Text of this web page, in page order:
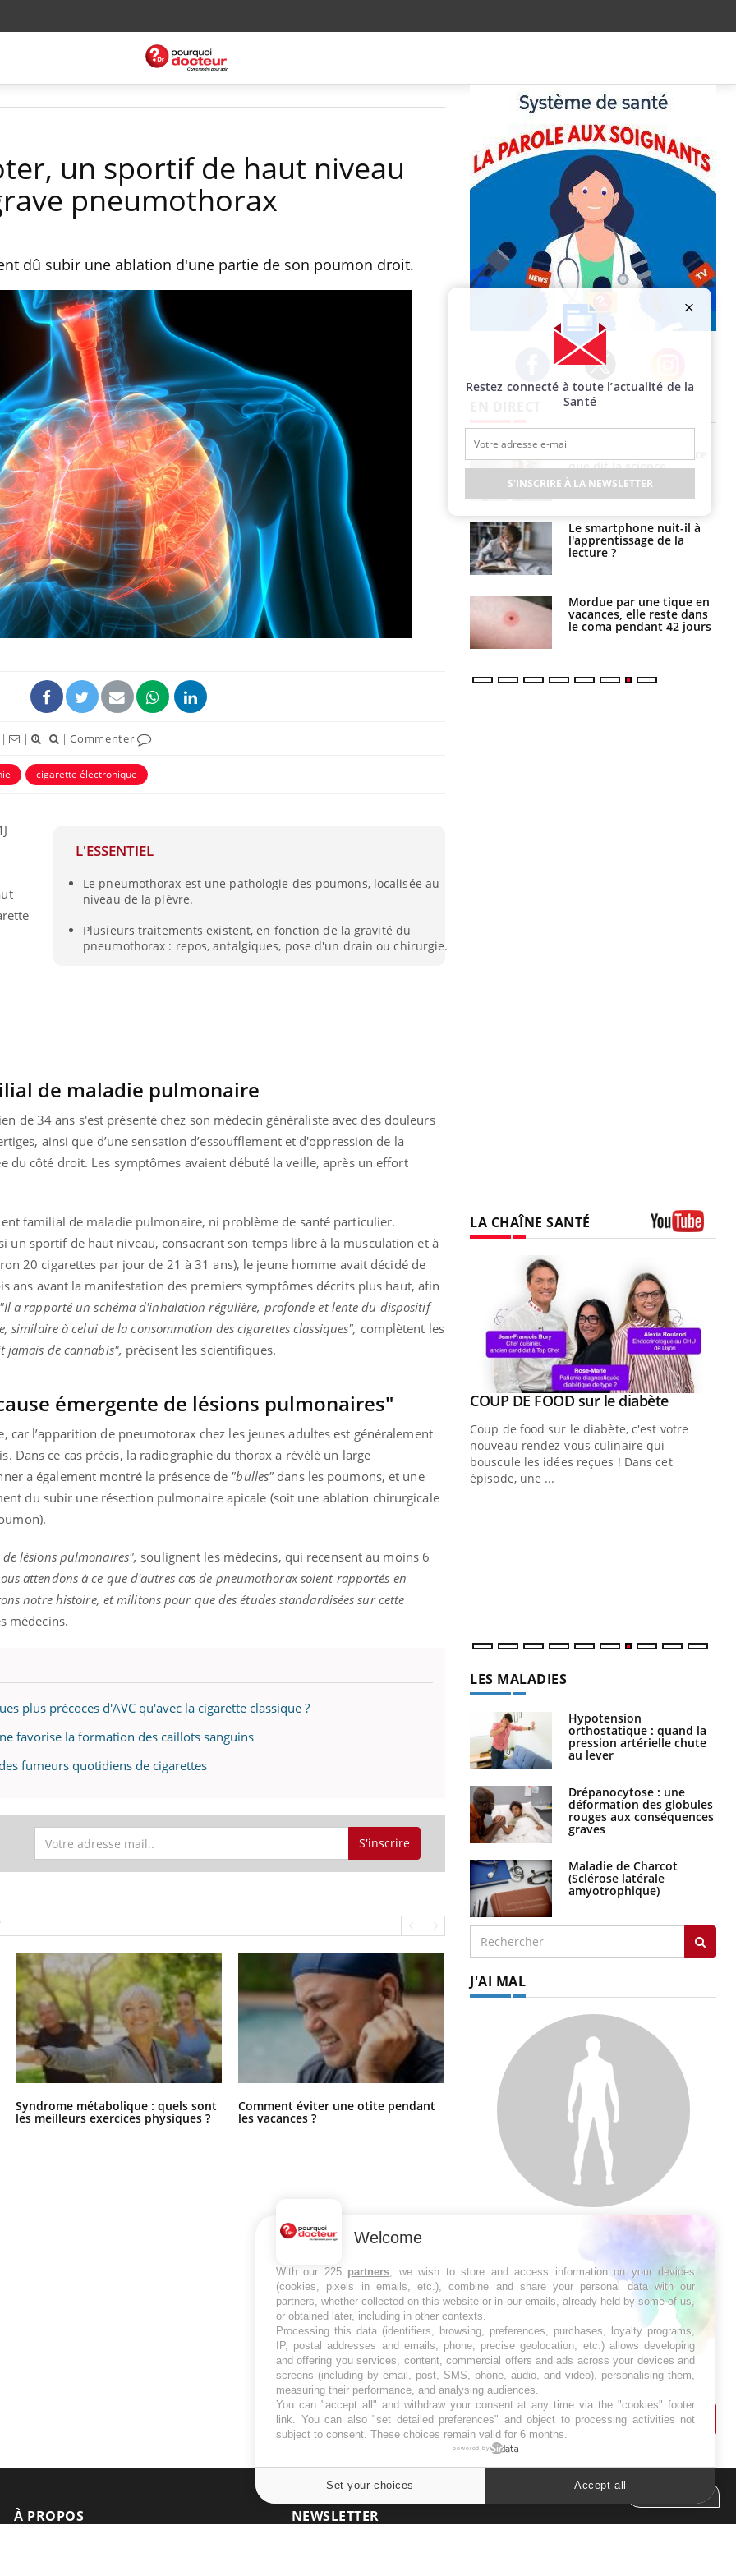
un sportif de haut niveau
pneumothorax
dû subir une ablation d'une partie de son poumon droit.
| | |Commenter
cigarette électronique
L'ESSENTIEL
Le pneumothorax est une pathologie des poumons, localisée au
niveau de la plèvre.
Plusieurs traitements existent, en fonction de la gravité du
pneumothorax : repos, antalgiques, pose d'un drain ou chirurgie.
de maladie pulmonaire
de 34 ans s'est présenté chez son médecin généraliste avec des douleurs
ainsi que d’une sensation d’essoufflement et d'oppression de la
du côté droit. Les symptômes avaient débuté la veille, après un effort
familial de maladie pulmonaire, ni problème de santé particulier.
un sportif de haut niveau, consacrant son temps libre à la musculation et à
20 cigarettes par jour de 21 à 31 ans), le jeune homme avait décidé de
ans avant la manifestation des premiers symptômes décrits plus haut, afin
"Il a rapporté un schéma d'inhalation régulière, profonde et lente du dispositif
similaire à celui de la consommation des cigarettes classiques", complètent les
jamais de cannabis", précisent les scientifiques.
émergente de lésions pulmonaires"
car l’apparition de pneumotorax chez les jeunes adultes est généralement
Dans ce cas précis, la radiographie du thorax a révélé un large
a également montré la présence de "bulles" dans les poumons, et une
du subir une résection pulmonaire apicale (soit une ablation chirurgicale
lésions pulmonaires", soulignent les médecins, qui recensent au moins 6
attendons à ce que d'autres cas de pneumothorax soient rapportés en
notre histoire, et militons pour que des études standardisées sur cette
médecins.
plus précoces d'AVC qu'avec la cigarette classique ?
favorise la formation des caillots sanguins
fumeurs quotidiens de cigarettes
S'inscrire
Syndrome métabolique : quels sont
les meilleurs exercices physiques ?
Comment éviter une otite pendant
les vacances ?
Hantavirus : un cas détecté chez un
touriste en France
Facebook Twitter Instagram
La sieste empêche-t-elle
de dormir la nuit ?
VIH : la fin du comprimé
tous les jours se profile-t-
elle enfin ?
Pourquoi votre ventre
gâche-t-il les premiers
jours de vos vacances ?
Fortes chaleurs :
pourquoi le risque de
noyade grimpe-t-il ?
Le Viagra pourrait-il
freiner la propagation du
cancer ?
Pourquoi manger moins
de protéines pourrait
finalement être bénéfique
que dit la science
Le smartphone nuit-il à
l'apprentissage de la
lecture ?
Mordue par une tique en
vacances, elle reste dans
le coma pendant 42 jours
LA CHAÎNE SANTÉ
& Ramadan 2026Youtube
approche, et, pour de
personnes atteintes de
c'est une période de questions, de
mais ...
Youtube
Un « jumeau numérique » pour
faciliter l’accès à la médecine
préventiveYoutube
Un établissement lié à un groupe
mutualiste innove en matière de bilan de
santé : l'utilisation d'un « jumeau
numérique » permet ...
Youtube
COUP DE FOOD sur le diabèteYoutube
Coup de food sur le diabète, c'est votre
nouveau rendez-vous culinaire qui
bouscule les idées reçues ! Dans cet
épisode, une ...
LES MALADIES
Hypotension
orthostatique : quand la
pression artérielle chute
au lever
Drépanocytose : une
déformation des globules
rouges aux conséquences
graves
Maladie de Charcot
(Sclérose latérale
amyotrophique)
J'AI MAL
Douleurs de l’avant-pied :
des métatarsalgies à 90 %
liées à problème d’appui
Mauvaise haleine : il faut
améliorer l’hygiène
bucco-dentaire
Restez connecté à toute l’actualité de la
Santé
S'INSCRIRE À LA NEWSLETTER
À PROPOS NEWSLETTER
Welcome
With our 225 partners, we wish to store and access information on your devices
(cookies, pixels in emails, etc.), combine and share your personal data with our
partners, whether collected on this website or in our emails, already held by some of us,
or obtained later, including in other contexts.
Processing this data (identifiers, browsing, preferences, purchases, loyalty programs,
IP, postal addresses and emails, phone, precise geolocation, etc.) allows developing
and offering you services, content, commercial offers and ads across your devices and
screens (including by email, post, SMS, phone, audio, and video), personalising them,
measuring their performance, and analysing audiences.
You can "accept all" and withdraw your consent at any time via the "cookies" footer
link. You can also "set detailed preferences" and object to processing activities not
subject to consent. These choices remain valid for 6 months.
powered by
Set your choices Accept all